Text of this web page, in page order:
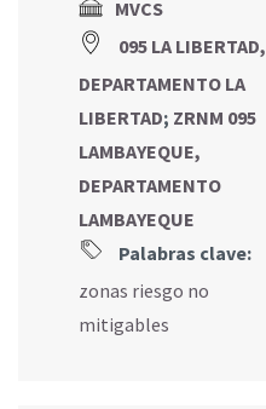
MVCS
095 LA LIBERTAD,
DEPARTAMENTO LA
LIBERTAD; ZRNM 095
LAMBAYEQUE,
DEPARTAMENTO
LAMBAYEQUE
Palabras clave:
zonas riesgo no
mitigables